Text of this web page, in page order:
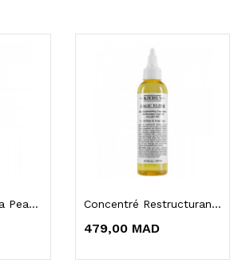
Hydratant Pour La Peau Glow Formula 50 Ml Concentré Restructurant Magic Elixir Avec...
479,00 MAD